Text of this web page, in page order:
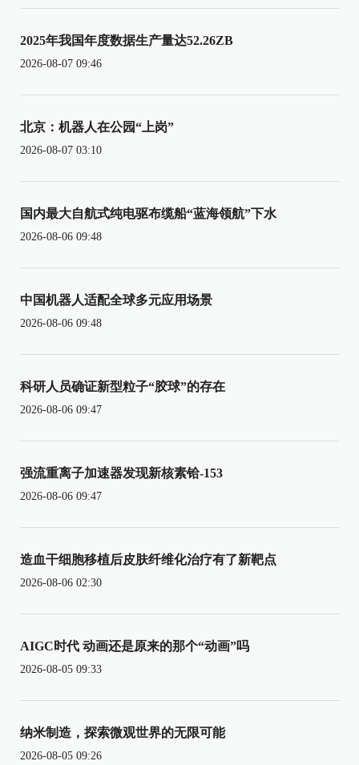
2025年我国年度数据生产量达52.26ZB
2026-08-07 09:46
北京：机器人在公园“上岗”
2026-08-07 03:10
国内最大自航式纯电驱布缆船“蓝海领航”下水
2026-08-06 09:48
中国机器人适配全球多元应用场景
2026-08-06 09:48
科研人员确证新型粒子“胶球”的存在
2026-08-06 09:47
强流重离子加速器发现新核素铪-153
2026-08-06 09:47
造血干细胞移植后皮肤纤维化治疗有了新靶点
2026-08-06 02:30
AIGC时代 动画还是原来的那个“动画”吗
2026-08-05 09:33
纳米制造，探索微观世界的无限可能
2026-08-05 09:26